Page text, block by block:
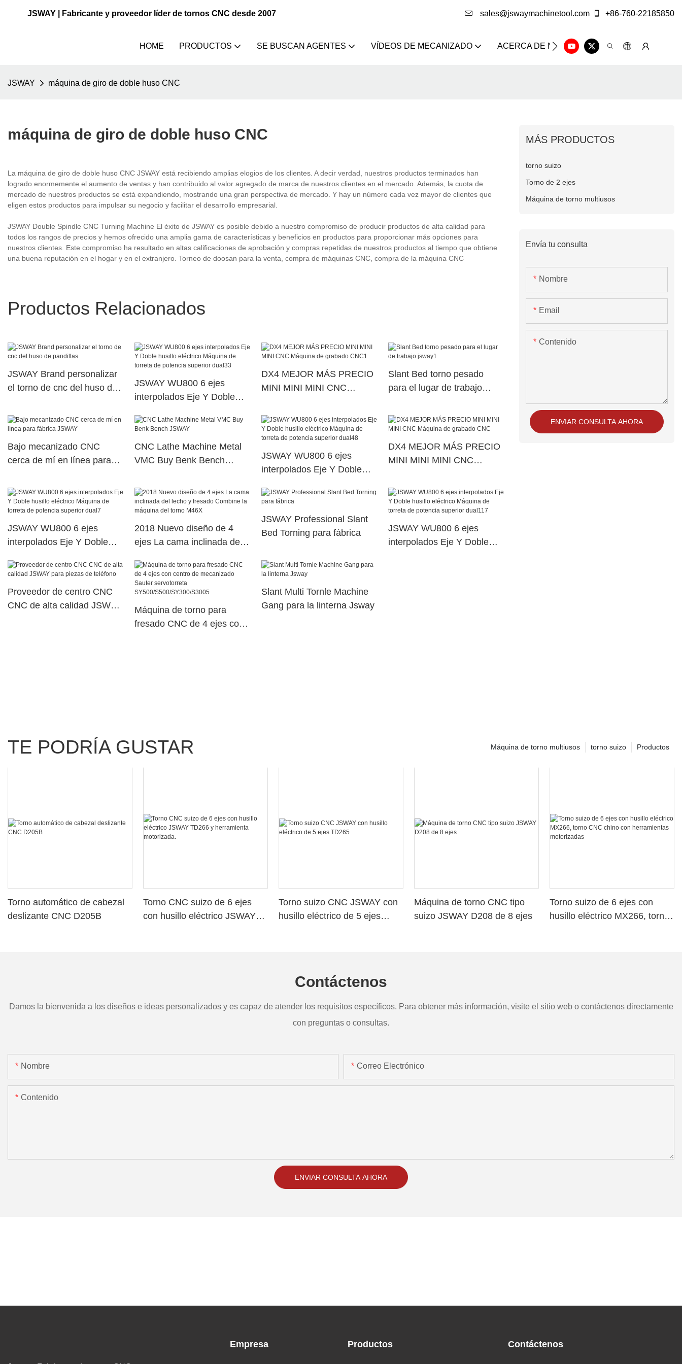
JSWAY | Fabricante y proveedor líder de tornos CNC desde 2007 sales@jswaymachinetool.com +86-760-22185850
HOME PRODUCTOS SE BUSCAN AGENTES VÍDEOS DE MECANIZADO ACERCA DE NOSOTROS SOLUCIÓN
JSWAY máquina de giro de doble huso CNC
máquina de giro de doble huso CNC
La máquina de giro de doble huso CNC JSWAY está recibiendo amplias elogios de los clientes. A decir verdad, nuestros productos terminados han
logrado enormemente el aumento de ventas y han contribuido al valor agregado de marca de nuestros clientes en el mercado. Además, la cuota de
mercado de nuestros productos se está expandiendo, mostrando una gran perspectiva de mercado. Y hay un número cada vez mayor de clientes que
eligen estos productos para impulsar su negocio y facilitar el desarrollo empresarial.
JSWAY Double Spindle CNC Turning Machine El éxito de JSWAY es posible debido a nuestro compromiso de producir productos de alta calidad para
todos los rangos de precios y hemos ofrecido una amplia gama de características y beneficios en productos para proporcionar más opciones para
nuestros clientes. Este compromiso ha resultado en altas calificaciones de aprobación y compras repetidas de nuestros productos al tiempo que obtiene
una buena reputación en el hogar y en el extranjero. Torneo de doosan para la venta, compra de máquinas CNC, compra de la máquina CNC
Productos Relacionados
JSWAY Brand personalizar
el torno de cnc del huso de
JSWAY WU800 6 ejes
interpolados Eje Y Doble
torreta de potencia superior
DX4 MEJOR MÁS PRECIO
MINI MINI MINI CNC
Slant Bed torno pesado
para el lugar de trabajo
Bajo mecanizado CNC
cerca de mí en línea para
CNC Lathe Machine Metal
VMC Buy Benk Bench
JSWAY WU800 6 ejes
interpolados Eje Y Doble
torreta de potencia superior
DX4 MEJOR MÁS PRECIO
MINI MINI MINI CNC
JSWAY WU800 6 ejes
interpolados Eje Y Doble
torreta de potencia superior
2018 Nuevo diseño de 4
ejes La cama inclinada del
máquina del torno M46X
JSWAY Professional Slant
Bed Torning para fábrica
JSWAY WU800 6 ejes
interpolados Eje Y Doble
Proveedor de centro CNC
CNC de alta calidad JSWAY
Máquina de torno para
fresado CNC de 4 ejes con
Slant Multi Tornle Machine
Gang para la linterna Jsway
MÁS PRODUCTOS
torno suizo
Torno de 2 ejes
Máquina de torno multiusos
Envía tu consulta
Nombre
Email
Contenido
ENVIAR CONSULTA AHORA
TE PODRÍA GUSTAR Productos
torno suizo
Máquina de torno multiusos
Torno automático de cabezal
deslizante CNC D205B
Torno CNC suizo de 6 ejes
con husillo eléctrico JSWAY
Torno suizo CNC JSWAY con
husillo eléctrico de 5 ejes
Máquina de torno CNC tipo
suizo JSWAY D208 de 8 ejes
Torno suizo de 6 ejes con
husillo eléctrico MX266, torno
Contáctenos
Damos la bienvenida a los diseños e ideas personalizados y es capaz de atender los requisitos específicos. Para obtener más información, visite el sitio web o contáctenos directamente
con preguntas o consultas.
Nombre Correo Electrónico
Contenido
ENVIAR CONSULTA AHORA
Empresa Productos Contáctenos